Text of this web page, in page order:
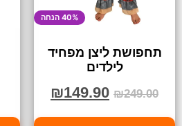
40% הנחה
תחפושת ליצן מפחיד
לילדים
₪249.00
₪149.90